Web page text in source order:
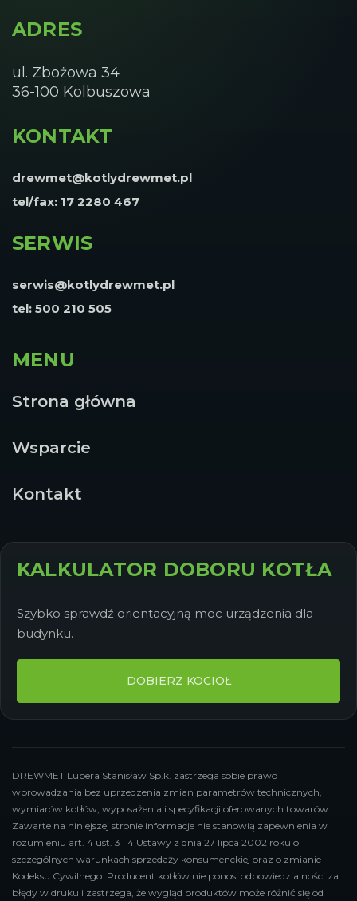
ADRES
ul. Zbożowa 34
36-100 Kolbuszowa
KONTAKT
drewmet@kotlydrewmet.pl
tel/fax: 17 2280 467
SERWIS
serwis@kotlydrewmet.pl
tel: 500 210 505
MENU
Strona główna
Wsparcie
Kontakt
KALKULATOR DOBORU KOTŁA
Szybko sprawdź orientacyjną moc urządzenia dla
budynku.
DOBIERZ KOCIOŁ
DREWMET Lubera Stanisław Sp.k. zastrzega sobie prawo
wprowadzania bez uprzedzenia zmian parametrów technicznych,
wymiarów kotłów, wyposażenia i specyfikacji oferowanych towarów.
Zawarte na niniejszej stronie informacje nie stanowią zapewnienia w
rozumieniu art. 4 ust. 3 i 4 Ustawy z dnia 27 lipca 2002 roku o
szczególnych warunkach sprzedaży konsumenckiej oraz o zmianie
Kodeksu Cywilnego. Producent kotłów nie ponosi odpowiedzialności za
błędy w druku i zastrzega, że wygląd produktów może różnić się od